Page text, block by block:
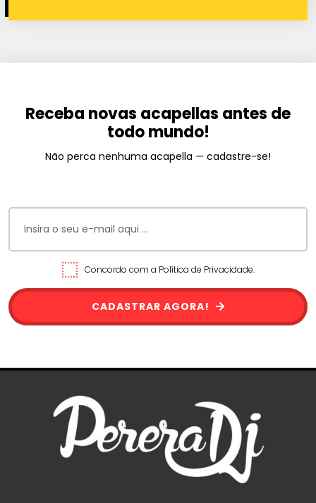
Receba novas acapellas antes de
todo mundo!
Não perca nenhuma acapella — cadastre-se!
Concordo com a Política de Privacidade.
CADASTRAR AGORA!